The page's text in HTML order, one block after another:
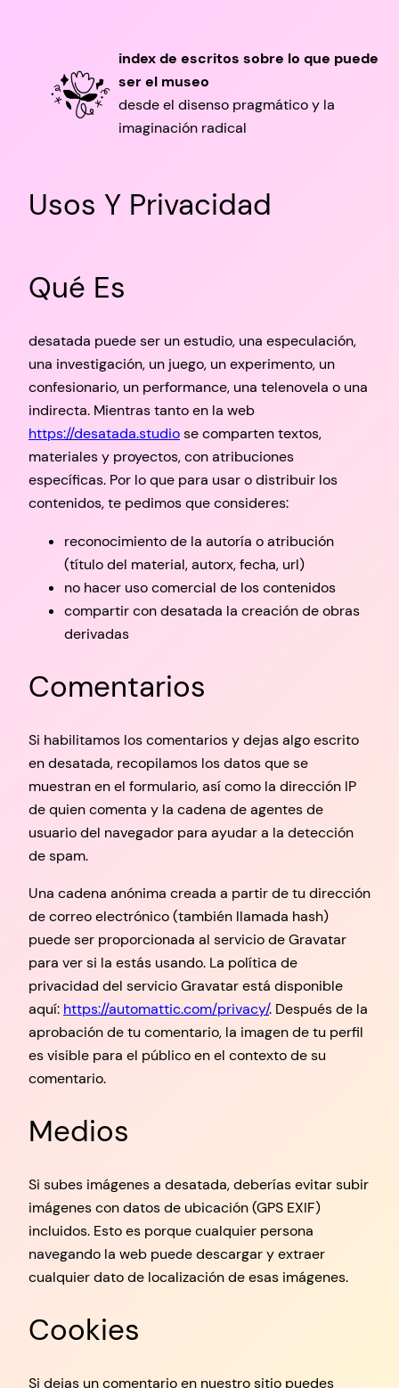
index de escritos sobre lo que puede
ser el museo
desde el disenso pragmático y la
imaginación radical
Usos Y Privacidad
Qué Es
desatada puede ser un estudio, una especulación,
una investigación, un juego, un experimento, un
confesionario, un performance, una telenovela o una
indirecta. Mientras tanto en la web
https://desatada.studiose comparten textos,
materiales y proyectos, con atribuciones
específicas. Por lo que para usar o distribuir los
contenidos, te pedimos que consideres:
reconocimiento de la autoría o atribución
(título del material, autorx, fecha, url)
no hacer uso comercial de los contenidos
compartir con desatada la creación de obras
derivadas
Comentarios
Si habilitamos los comentarios y dejas algo escrito
en desatada, recopilamos los datos que se
muestran en el formulario, así como la dirección IP
de quien comenta y la cadena de agentes de
usuario del navegador para ayudar a la detección
de spam.
Una cadena anónima creada a partir de tu dirección
de correo electrónico (también llamada hash)
puede ser proporcionada al servicio de Gravatar
para ver si la estás usando. La política de
privacidad del servicio Gravatar está disponible
aquí: https://automattic.com/privacy/. Después de la
aprobación de tu comentario, la imagen de tu perfil
es visible para el público en el contexto de su
comentario.
Medios
Si subes imágenes a desatada, deberías evitar subir
imágenes con datos de ubicación (GPS EXIF)
incluidos. Esto es porque cualquier persona
navegando la web puede descargar y extraer
cualquier dato de localización de esas imágenes.
Cookies
Si dejas un comentario en nuestro sitio puedes